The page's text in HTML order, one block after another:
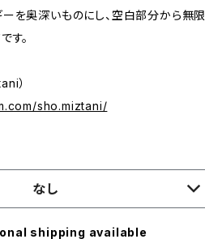
を奥深いものにし、空白部分から無限
す。
）
sho.miztani/
なし
shipping available